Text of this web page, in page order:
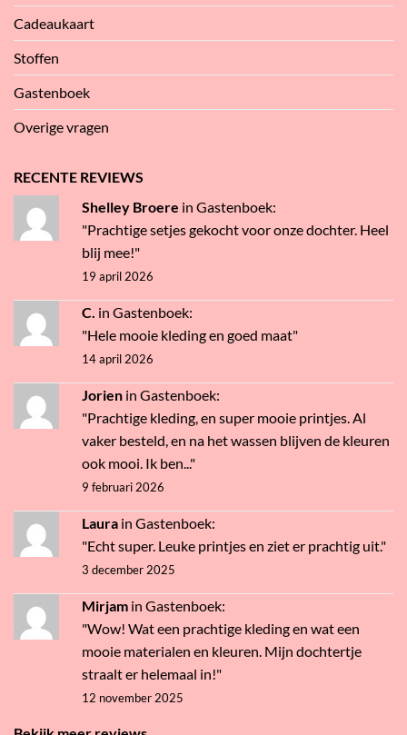
Cadeaukaart
Stoffen
Gastenboek
Overige vragen
RECENTE REVIEWS
Shelley Broere in Gastenboek:
"Prachtige setjes gekocht voor onze dochter. Heel
blij mee!"
19 april 2026
C. in Gastenboek:
"Hele mooie kleding en goed maat"
14 april 2026
Jorien in Gastenboek:
"Prachtige kleding, en super mooie printjes. Al
vaker besteld, en na het wassen blijven de kleuren
ook mooi. Ik ben..."
9 februari 2026
Laura in Gastenboek:
"Echt super. Leuke printjes en ziet er prachtig uit."
3 december 2025
Mirjam in Gastenboek:
"Wow! Wat een prachtige kleding en wat een
mooie materialen en kleuren. Mijn dochtertje
straalt er helemaal in!"
12 november 2025